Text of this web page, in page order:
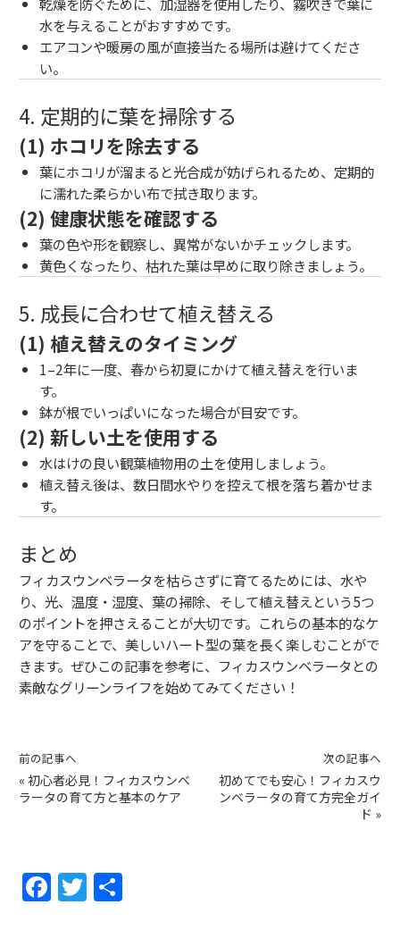
水を与えることがおすすめです。
エアコンや暖房の風が直接当たる場所は避けてくださ
い。
4. 定期的に葉を掃除する
(1) ホコリを除去する
葉にホコリが溜まると光合成が妨げられるため、定期的
に濡れた柔らかい布で拭き取ります。
(2) 健康状態を確認する
葉の色や形を観察し、異常がないかチェックします。
黄色くなったり、枯れた葉は早めに取り除きましょう。
5. 成長に合わせて植え替える
(1) 植え替えのタイミング
1–2年に一度、春から初夏にかけて植え替えを行いま
す。
鉢が根でいっぱいになった場合が目安です。
(2) 新しい土を使用する
水はけの良い観葉植物用の土を使用しましょう。
植え替え後は、数日間水やりを控えて根を落ち着かせま
す。
まとめ
フィカスウンベラータを枯らさずに育てるためには、水や
り、光、温度・湿度、葉の掃除、そして植え替えという5つ
のポイントを押さえることが大切です。これらの基本的なケ
アを守ることで、美しいハート型の葉を長く楽しむことがで
きます。ぜひこの記事を参考に、フィカスウンベラータとの
素敵なグリーンライフを始めてみてください！
前の記事へ
« 初心者必見！フィカスウンベ
ラータの育て方と基本のケア
次の記事へ
初めてでも安心！フィカスウ
ンベラータの育て方完全ガイ
ド »
F T